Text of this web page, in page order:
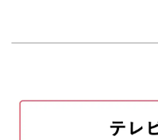
1年単位の占い方